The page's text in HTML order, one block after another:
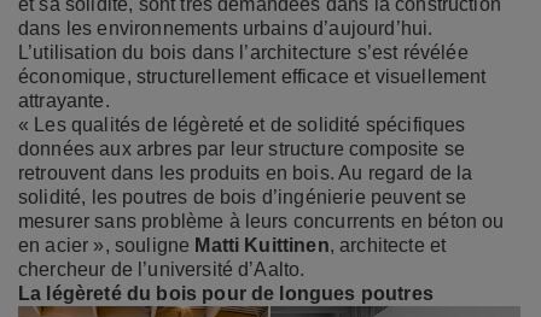
dans les environnements urbains d’aujourd’hui.
L’utilisation du bois dans l’architecture s’est révélée
économique, structurellement efficace et visuellement
attrayante.
« Les qualités de légèreté et de solidité spécifiques
données aux arbres par leur structure composite se
retrouvent dans les produits en bois. Au regard de la
solidité, les poutres de bois d’ingénierie peuvent se
mesurer sans problème à leurs concurrents en béton ou
en acier », souligne Matti Kuittinen, architecte et
chercheur de l’université d’Aalto.
La légèreté du bois pour de longues poutres